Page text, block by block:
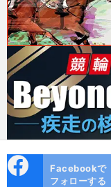
ok
Facebookで
フォローする